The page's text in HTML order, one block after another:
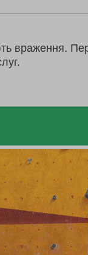
враження.